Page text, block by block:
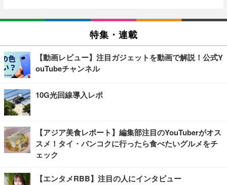
特集・連載
【動画レビュー】注目ガジェットを動画で解説！公式Y
ouTubeチャンネル
10G光回線導入レポ
【アジア美食レポート】編集部注目のYouTuberがオス
スメ！タイ・バンコクに行ったら食べたいグルメをチ
ェック
【エンタメRBB】注目の人にインタビュー